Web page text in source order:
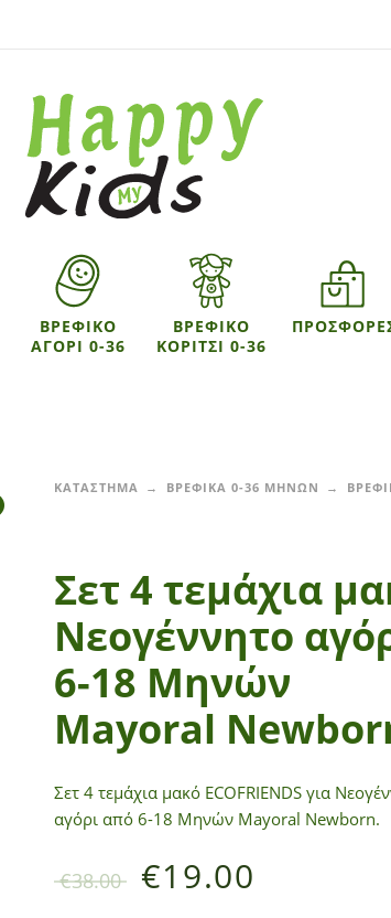
ΒΡΕΦΙΚΟ
ΑΓΟΡΙ 0-36
ΒΡΕΦΙΚΟ
ΚΟΡΙΤΣΙ 0-36
ΚΑΤΑΣΤΗΜΑ ΒΡΕΦΙΚΑ 0-36 ΜΗΝΩΝ
Σετ 4 τεμάχια
Νεογέννητο
6-18 Μηνών
Mayoral
Σετ 4 τεμάχια μακό ECOFRIENDS για
αγόρι από 6-18 Μηνών Mayoral Newborn.
€38.00 €19.00